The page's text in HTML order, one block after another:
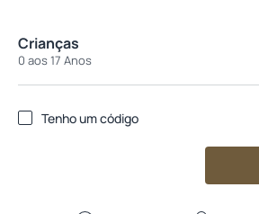
Crianças
0 aos 17 Anos
Tenho um código